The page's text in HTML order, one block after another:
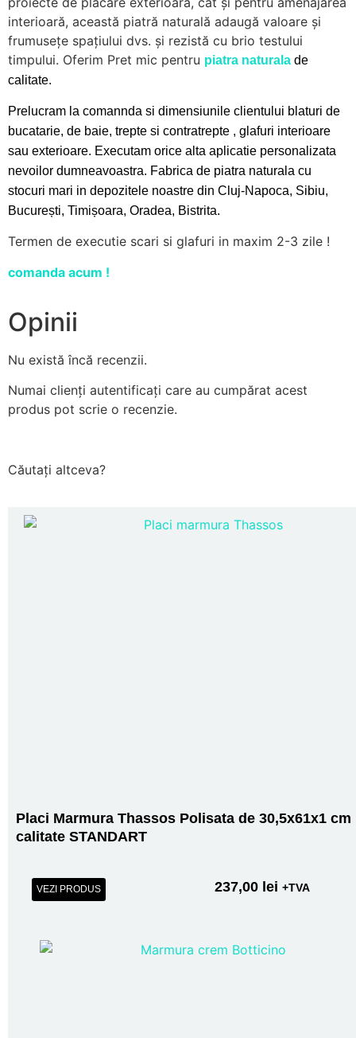
interioară, această piatră naturală adaugă valoare și
frumusețe spațiului dvs. și rezistă cu brio testului
timpului. Oferim Pret mic pentru piatra naturala de
calitate.
Prelucram la comannda si dimensiunile clientului blaturi de
bucatarie, de baie, trepte si contratrepte , glafuri interioare
sau exterioare. Executam orice alta aplicatie personalizata
nevoilor dumneavoastra. Fabrica de piatra naturala cu
stocuri mari in depozitele noastre din Cluj-Napoca, Sibiu,
București, Timișoara, Oradea, Bistrita.
Termen de executie scari si glafuri in maxim 2-3 zile !
comanda acum !
Opinii
Nu există încă recenzii.
Numai clienți autentificați care au cumpărat acest
produs pot scrie o recenzie.
Căutați altceva?
Placi Marmura Thassos Polisata de 30,5x61x1 cm
calitate STANDART
VEZI PRODUS 237,00 lei +TVA